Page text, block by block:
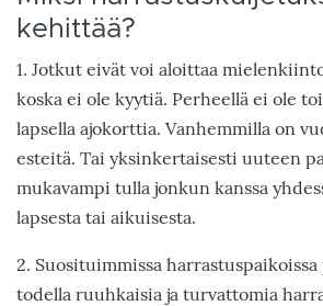
kehittää?
1. Jotkut eivät voi aloittaa
koska ei ole kyytiä. Perheellä ei ole
lapsella ajokorttia. Vanhemmilla on
esteitä. Tai yksinkertaisesti uuteen
mukavampi tulla jonkun kanssa
lapsesta tai aikuisesta.
2. Suosituimmissa
todella ruuhkaisia ja turvattomia